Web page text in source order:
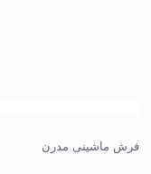
فرش ماشینی مدرن